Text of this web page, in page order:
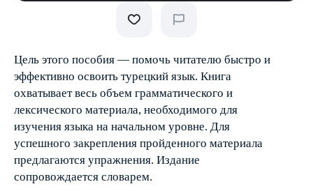
Цель этого пособия — помочь читателю быстро и
эффективно освоить турецкий язык. Книга
охватывает весь объем грамматического и
лексического материала, необходимого для
изучения языка на начальном уровне. Для
успешного закрепления пройденного материала
предлагаются упражнения. Издание
сопровождается словарем.